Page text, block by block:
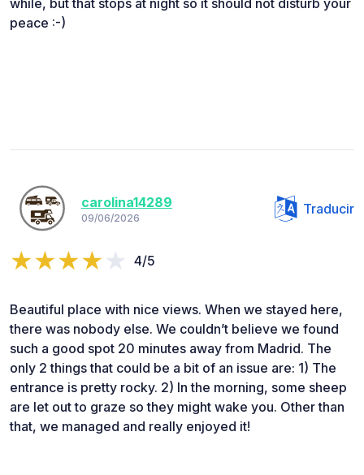
peace :-)
carolina14289
09/06/2026
Traducir
4/5
Beautiful place with nice views. When we stayed here,
there was nobody else. We couldn’t believe we found
such a good spot 20 minutes away from Madrid. The
only 2 things that could be a bit of an issue are: 1) The
entrance is pretty rocky. 2) In the morning, some sheep
are let out to graze so they might wake you. Other than
that, we managed and really enjoyed it!